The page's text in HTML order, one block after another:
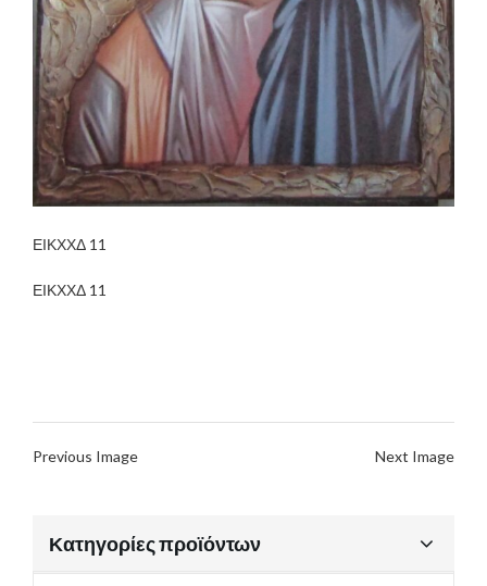
ΕΙΚΧΧΔ 11
ΕΙΚΧΧΔ 11
Previous Image Next Image
Κατηγορίες προϊόντων